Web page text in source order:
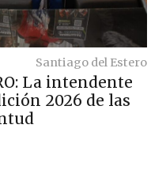
Santiago del Estero
La intendente
2026 de las